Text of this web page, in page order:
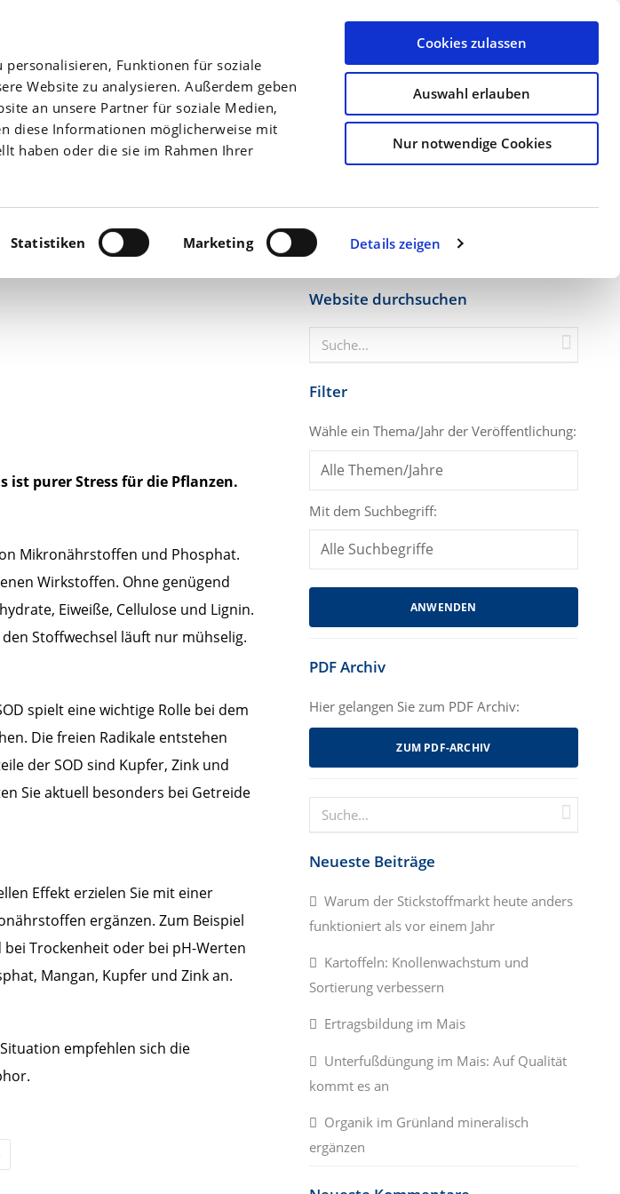
personalisieren, Funktionen für soziale
Website zu analysieren. Außerdem geben
an unsere Partner für soziale Medien,
diese Informationen möglicherweise mit
haben oder die sie im Rahmen Ihrer
Statistiken Marketing Details zeigen
Cookies zulassen
Auswahl erlauben
Nur notwendige Cookies
Ansprechpartner Über uns Termine
Aktuell Nährstoffe Düngung Kulturen Precision Farming
Startseite Pflanzen im Stress
purer Stress für die Pflanzen.
Mikronährstoffen und Phosphat.
Wirkstoffen. Ohne genügend
Eiweiße, Cellulose und Lignin.
Stoffwechsel läuft nur mühselig.
spielt eine wichtige Rolle bei dem
Die freien Radikale entstehen
der SOD sind Kupfer, Zink und
Sie aktuell besonders bei Getreide
Effekt erzielen Sie mit einer
ergänzen. Zum Beispiel
Trockenheit oder bei pH-Werten
Mangan, Kupfer und Zink an.
empfehlen sich die
Website durchsuchen
Filter
Wähle ein Thema/Jahr der Veröffentlichung:
Mit dem Suchbegriff:
PDF Archiv
Hier gelangen Sie zum PDF Archiv:
ZUM PDF-ARCHIV
Neueste Beiträge
Warum der Stickstoffmarkt heute anders
funktioniert als vor einem Jahr
Kartoffeln: Knollenwachstum und
Sortierung verbessern
Ertragsbildung im Mais
Unterfußdüngung im Mais: Auf Qualität
kommt es an
Organik im Grünland mineralisch
ergänzen